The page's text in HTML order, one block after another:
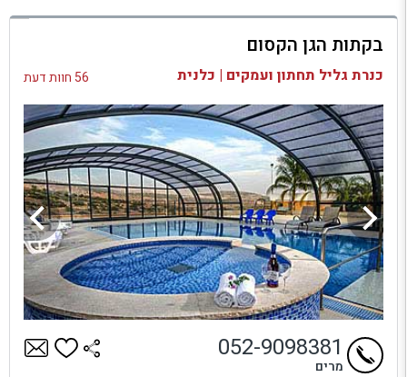
למתחם זה
בדיקת זמינות ומחירים
בקתות הגן הקסום
כנרת גליל תחתון ועמקים | כלנית 56 חוות דעת
052-9098381
מרים